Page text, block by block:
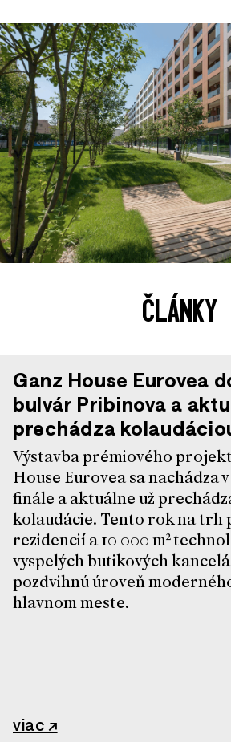
ČLÁNKY
Ganz House Eurovea
bulvár Pribinova a
prechádza
Výstavba prémiového
House Eurovea sa nachádza
finále a aktuálne už
kolaudácie. Tento rok na trh
rezidencií a 10 000 m²
vyspelých butikových
pozdvihnú úroveň
hlavnom meste.
viac ↗